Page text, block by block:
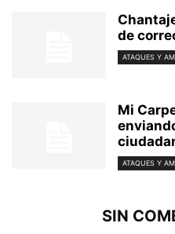
de
ATAQUES Y
Mi
ATAQUES Y
SIN